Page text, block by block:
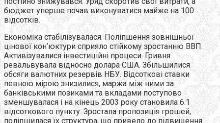
бюджет уперше почав виконуватися майже на 100
відсотків.
Економіка стабілізувалася. Поліпшення зовнішньої
цінової кон’юктури сприяло стійкому зростанню ВВП.
Активізувалися інвестиційні процеси. Гривня
ревальвувала відносно долара США. Збільшилися
обсяги валютних резервів НБУ. Відсоткові ставки
певною мірою знизилися, маржа між ними за
банківськими позиками та вкладами поступово
зменшувалася і на кінець 2003 року становила 6.1
відсоткового пункту. Зростала пропозиція грошей,
поліпшилася їх структура, що привело до підвищення